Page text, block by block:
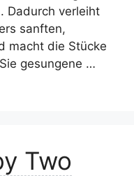
Dadurch verleiht
sanften,
macht die Stücke
gesungene …
Two